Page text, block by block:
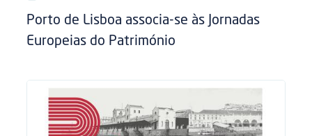
Porto de Lisboa associa-se às Jornadas
Europeias do Património